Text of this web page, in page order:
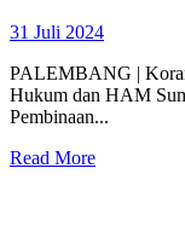
31 Juli 2024
PALEMBANG |
Hukum dan HAM
Pembinaan...
Read More